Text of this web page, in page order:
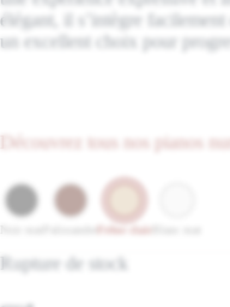
élégant, il s’intègre
un excellent choix pour
Découvrez tous nos pianos
Frêne clair
Rupture de stock